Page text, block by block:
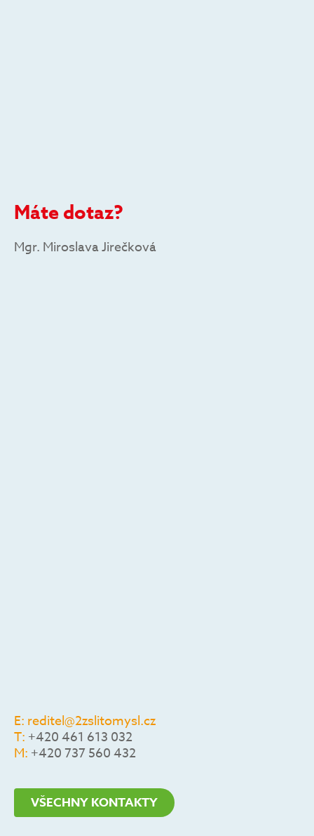
Máte dotaz?
Mgr. Miroslava Jirečková
E: reditel@2zslitomysl.cz
T: +420 461 613 032
M: +420 737 560 432
VŠECHNY KONTAKTY